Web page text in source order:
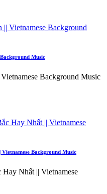
Music
Background Music
Background Music
Nhất || Vietnamese